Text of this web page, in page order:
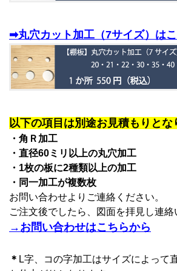
➡丸穴カット加工（7サイズ）は
以下の項目は別途お見積もりとな
・角Ｒ加工
・直径60ミリ以上の丸穴加工
・1枚の板に2種類以上の加工
・同一加工が複数枚
お問い合わせよりご連絡ください。
ご注文後でしたら、図面を拝見し連絡
→お問い合わせはこちらから
＊ L字、コの字加工はサイズによって